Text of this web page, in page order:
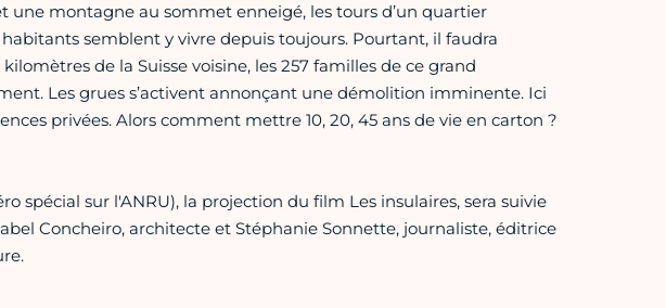
une montagne au sommet enneigé, les tours d’un quartier
semblent y vivre depuis toujours. Pourtant, il faudra
de la Suisse voisine, les 257 familles de ce grand
Les grues s’activent annonçant une démolition imminente. Ici
privées. Alors comment mettre 10, 20, 45 ans de vie en carton ?
spécial sur l'ANRU), la projection du film Les insulaires, sera suivie
Concheiro, architecte et Stéphanie Sonnette, journaliste, éditrice